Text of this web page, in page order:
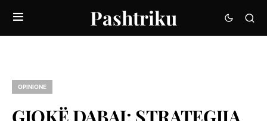
Pashtriku
OPINIONE
GJOKË DABAJ: STRATEGJIA